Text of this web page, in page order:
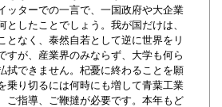
ッターでの一言で、一国政府や大企業
としたことでしょう。我が国だけは、
となく、泰然自若として逆に世界をリ
すが、産業界のみならず、大学も何ら
拭できません。杞憂に終わることを願
乗り切るには何時にも増して青葉工業
ご指導、ご鞭撻が必要です。本年もど